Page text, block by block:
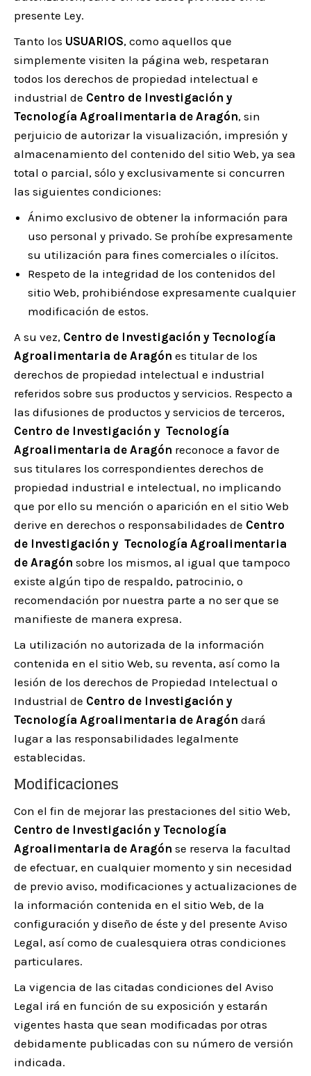
presente Ley.
Tanto los USUARIOS, como aquellos que
simplemente visiten la página web, respetaran
todos los derechos de propiedad intelectual e
industrial de Centro de Investigación y
Tecnología Agroalimentaria de Aragón, sin
perjuicio de autorizar la visualización, impresión y
almacenamiento del contenido del sitio Web, ya sea
total o parcial, sólo y exclusivamente si concurren
las siguientes condiciones:
Ánimo exclusivo de obtener la información para
uso personal y privado. Se prohíbe expresamente
su utilización para fines comerciales o ilícitos.
Respeto de la integridad de los contenidos del
sitio Web, prohibiéndose expresamente cualquier
modificación de estos.
A su vez, Centro de Investigación y Tecnología
Agroalimentaria de Aragón es titular de los
derechos de propiedad intelectual e industrial
referidos sobre sus productos y servicios. Respecto a
las difusiones de productos y servicios de terceros,
Centro de Investigación y Tecnología
Agroalimentaria de Aragón reconoce a favor de
sus titulares los correspondientes derechos de
propiedad industrial e intelectual, no implicando
que por ello su mención o aparición en el sitio Web
derive en derechos o responsabilidades de Centro
de Investigación y Tecnología Agroalimentaria
de Aragón sobre los mismos, al igual que tampoco
existe algún tipo de respaldo, patrocinio, o
recomendación por nuestra parte a no ser que se
manifieste de manera expresa.
La utilización no autorizada de la información
contenida en el sitio Web, su reventa, así como la
lesión de los derechos de Propiedad Intelectual o
Industrial de Centro de Investigación y
Tecnología Agroalimentaria de Aragón dará
lugar a las responsabilidades legalmente
establecidas.
Modificaciones
Con el fin de mejorar las prestaciones del sitio Web,
Centro de Investigación y Tecnología
Agroalimentaria de Aragón se reserva la facultad
de efectuar, en cualquier momento y sin necesidad
de previo aviso, modificaciones y actualizaciones de
la información contenida en el sitio Web, de la
configuración y diseño de éste y del presente Aviso
Legal, así como de cualesquiera otras condiciones
particulares.
La vigencia de las citadas condiciones del Aviso
Legal irá en función de su exposición y estarán
vigentes hasta que sean modificadas por otras
debidamente publicadas con su número de versión
indicada.